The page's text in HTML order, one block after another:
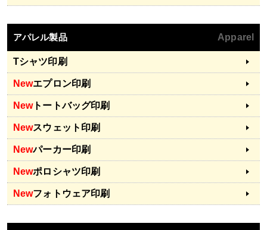
アパレル製品 Apparel
Tシャツ印刷
Newエプロン印刷
Newトートバッグ印刷
Newスウェット印刷
Newパーカー印刷
Newポロシャツ印刷
Newフォトウェア印刷